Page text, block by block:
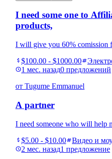
I need some one to
products,
I will give you 60% comission
attach_money $100.00 - $1000.00tag
schedule1 мес. назад0 предложений
от Tugume Emmanuel
A partner
I need someone who will help
attach_money $5.00 - $10.00tagВидео и
schedule2 мес. назад1 предложение